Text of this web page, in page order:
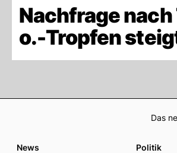
Nachfrage
o.-Tropfen
Das
News Politik